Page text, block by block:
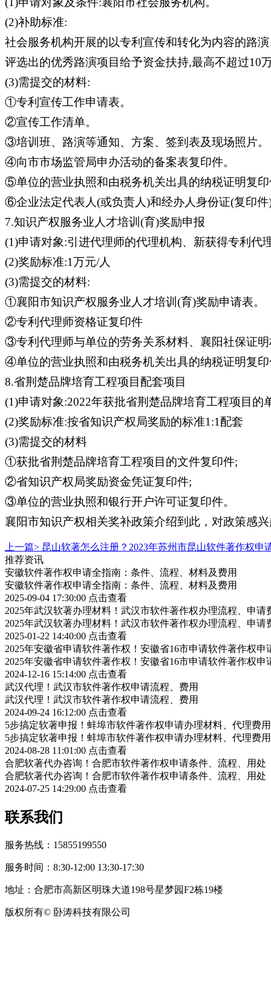
(2)补助标准:
社会服务机构开展的以专利宣传和转化为内容的路
评选出的优秀路演项目给予资金扶持,最高不超过10
(3)需提交的材料:
①专利宣传工作申请表。
②宣传工作清单。
③培训班、路演等通知、方案、签到表及现场照片。
④向市市场监管局申办活动的备案表复印件。
⑤单位的营业执照和由税务机关出具的纳税证明复
⑥企业法定代表人(或负责人)和经办人身份证(复印
7.知识产权服务业人才培训(育)奖励申报
(1)申请对象:引进代理师的代理机构、新获得专利代
(2)奖励标准:1万元/人
(3)需提交的材料:
①襄阳市知识产权服务业人才培训(育)奖励申请表。
②专利代理师资格证复印件
③专利代理师与单位的劳务关系材料、襄阳社保证
④单位的营业执照和由税务机关出具的纳税证明复
8.省荆楚品牌培育工程项目配套项目
(1)申请对象:2022年获批省荆楚品牌培育工程项目的
(2)奖励标准:按省知识产权局奖励的标准1:1配套
(3)需提交的材料
①获批省荆楚品牌培育工程项目的文件复印件;
②省知识产权局奖励资金凭证复印件;
③单位的营业执照和银行开户许可证复印件。
襄阳市知识产权相关奖补政策介绍到此，对政策感
上一篇> 昆山软著怎么注册？2023年苏州市昆山软件著作权申
推荐资讯
安徽软件著作权申请全指南：条件、流程、材料及费用
安徽软件著作权申请全指南：条件、流程、材料及费用
2025-09-04 17:30:00 点击查看
2025年武汉软著办理材料！武汉市软件著作权办理流程、申请
2025年武汉软著办理材料！武汉市软件著作权办理流程、申请
2025-01-22 14:40:00 点击查看
2025年安徽省申请软件著作权！安徽省16市申请软件著作权申
2025年安徽省申请软件著作权！安徽省16市申请软件著作权申
2024-12-16 15:14:00 点击查看
武汉代理！武汉市软件著作权申请流程、费用
武汉代理！武汉市软件著作权申请流程、费用
2024-09-24 16:12:00 点击查看
5步搞定软著申报！蚌埠市软件著作权申请办理材料、代理费用
5步搞定软著申报！蚌埠市软件著作权申请办理材料、代理费用
2024-08-28 11:01:00 点击查看
合肥软著代办咨询！合肥市软件著作权申请条件、流程、用处
合肥软著代办咨询！合肥市软件著作权申请条件、流程、用处
2024-07-25 14:29:00 点击查看
联系我们
服务热线：15855199550
服务时间：8:30-12:00 13:30-17:30
地址：合肥市高新区明珠大道198号星梦园F2栋19楼
版权所有© 卧涛科技有限公司